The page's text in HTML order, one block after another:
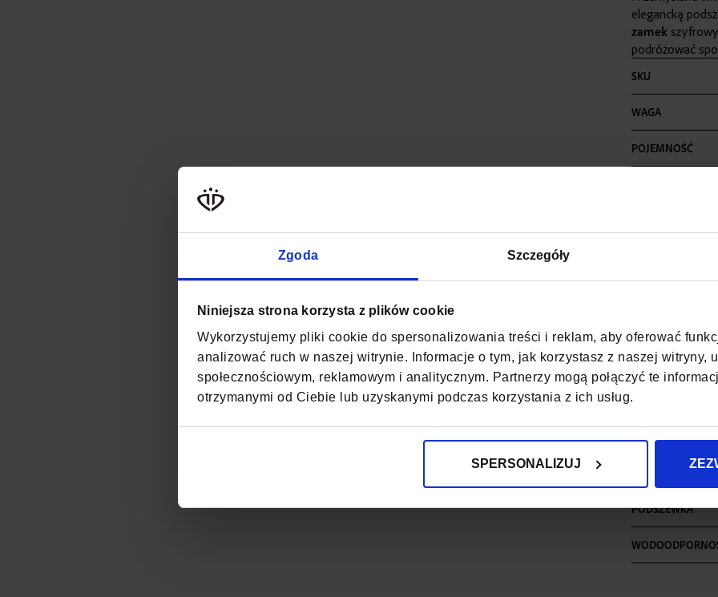
Zgoda Szczegóły
Niniejsza strona korzysta z plików cookie
Wykorzystujemy pliki cookie do spersonalizowania treści i reklam, aby oferować
analizować ruch w naszej witrynie. Informacje o tym, jak korzystasz z naszej witryny,
społecznościowym, reklamowym i analitycznym. Partnerzy mogą połączyć te
otrzymanymi od Ciebie lub uzyskanymi podczas korzystania z ich usług.
SPERSONALIZUJ
elegancką
zamek
podróżować
informacji
SKU
WAGA
POJEMNOŚĆ
GŁĘBOKOŚĆ
WYSOKOŚĆ
ZAPIĘCIE
KOD EAN
PODSZEWKA